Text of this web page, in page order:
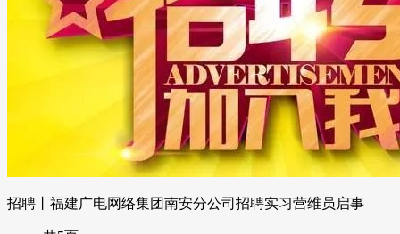
招聘丨福建广电网络集团南安分公司招聘实习营维员启事